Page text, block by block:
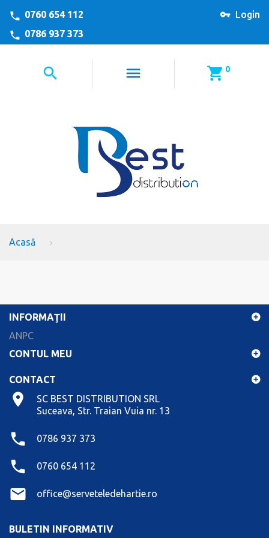
Login
0760 654 112
0786 937 373
0
Acasă
INFORMAŢII
ANPC
CONTUL MEU
CONTACT
SC BEST DISTRIBUTION SRL
Suceava, Str. Traian Vuia nr. 13
0786 937 373
0760 654 112
office@serveteledehartie.ro
BULETIN INFORMATIV